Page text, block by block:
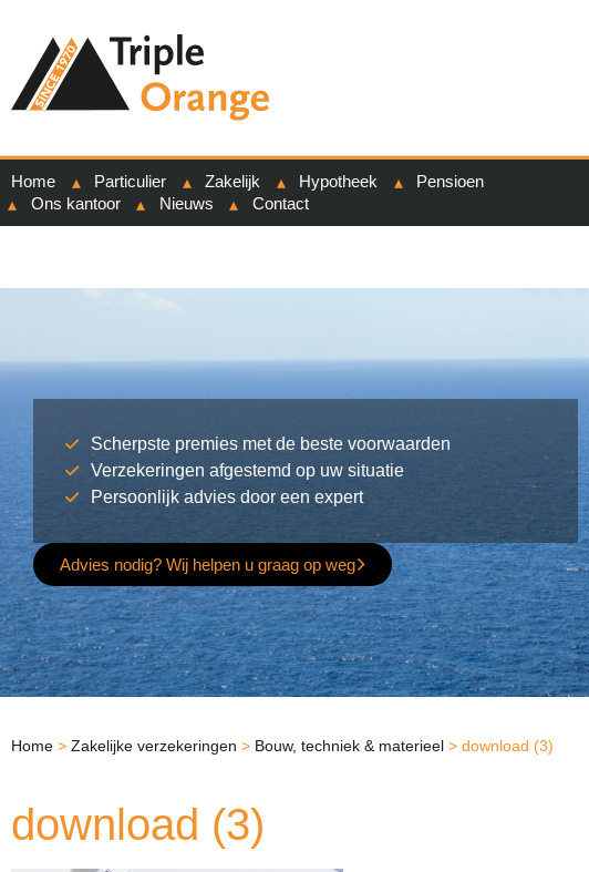
Home Particulier Zakelijk Hypotheek
Pensioen
Ons kantoor
Nieuws Contact
Scherpste premies met de beste voorwaarden
Verzekeringen afgestemd op uw situatie
Persoonlijk advies door een expert
Advies nodig? Wij helpen u graag op weg
Home > Zakelijke verzekeringen > Bouw, techniek & materieel > download (3)
download (3)